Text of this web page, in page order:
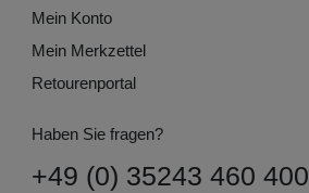
Mein Konto
Mein Merkzettel
Retourenportal
Haben Sie fragen?
+49 (0) 35243 460 400